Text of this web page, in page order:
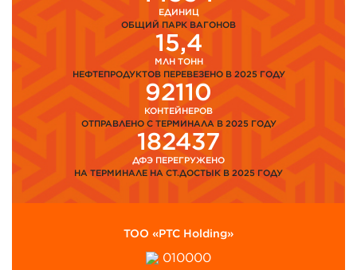
ЕДИНИЦ
ОБЩИЙ ПАРК ВАГОНОВ
15,4
МЛН ТОНН
НЕФТЕПРОДУКТОВ ПЕРЕВЕЗЕНО В 2025 ГОДУ
92110
КОНТЕЙНЕРОВ
ОТПРАВЛЕНО С ТЕРМИНАЛА В 2025 ГОДУ
182437
ДФЭ ПЕРЕГРУЖЕНО
НА ТЕРМИНАЛЕ НА СТ.ДОСТЫК В 2025 ГОДУ
ТОО «PTC Holding»
010000